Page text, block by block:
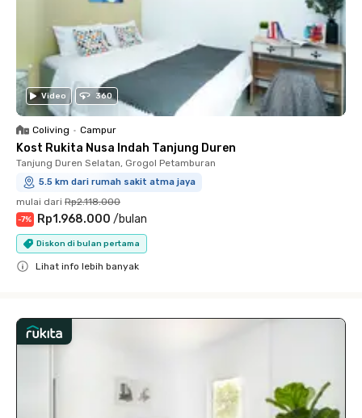
Video 360
Coliving • Campur
Kost Rukita Nusa Indah Tanjung Duren
Tanjung Duren Selatan, Grogol Petamburan
5.5 km dari rumah sakit atma jaya
mulai dari Rp2.118.000
-7% Rp1.968.000 /bulan
Diskon di bulan pertama
Lihat info lebih banyak